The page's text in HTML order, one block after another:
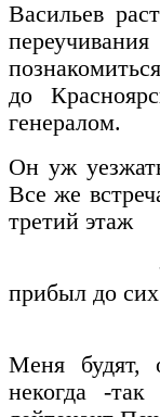
Васильев
до
генералом.
Он уж
Все же
третий этаж
- Где этот
прибыл до
- А я,
Меня будят,
некогда -